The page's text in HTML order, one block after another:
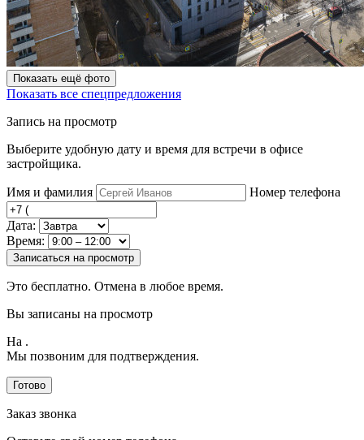
Показать ещё фото
Показать все спецпредложения
Запись на просмотр
Выберите удобную дату и время для встречи в офисе
застройщика.
Имя и фамилия Номер телефона
Дата:
Время:
Записаться на просмотр
Это бесплатно. Отмена в любое время.
Вы записаны на просмотр
На .
Мы позвоним для подтверждения.
Готово
Заказ звонка